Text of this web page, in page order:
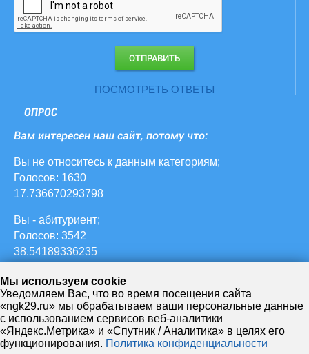
ПОСМОТРЕТЬ ОТВЕТЫ
ОПРОС
Вам интересен наш сайт, потому что:
Вы не относитесь к данным категориям;
Голосов: 1630
17.736670293798
Вы - абитуриент;
Голосов: 3542
38.54189336235
ваш ребенок учится в НЖК;
Голосов: 627
6.822633297062
Вы - студент НЖК;
Голосов: 3211
Мы используем cookie
Уведомляем Вас, что во время посещения сайта
«ngk29.ru» мы обрабатываем ваши персональные данные
с использованием сервисов веб-аналитики
«Яндекс.Метрика» и «Спутник / Аналитика» в целях его
функционирования. Политика конфиденциальности